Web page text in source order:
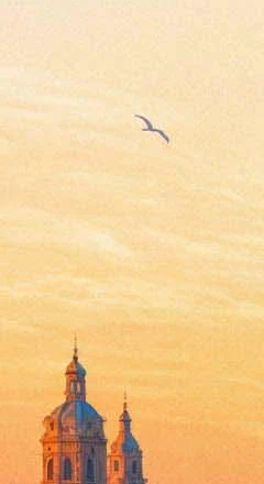
лекции
книги
Скончалась
31 июля 2017,